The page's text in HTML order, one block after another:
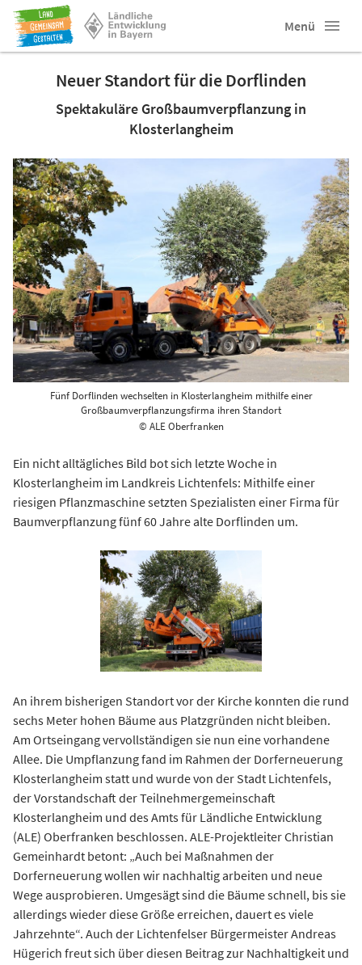
Menü
Neuer Standort für die Dorflinden
Spektakuläre Großbaumverpflanzung in
Klosterlangheim
Fünf Dorflinden wechselten in Klosterlangheim mithilfe einer
Großbaumverpflanzungsfirma ihren Standort
© ALE Oberfranken
Ein nicht alltägliches Bild bot sich letzte Woche in
Klosterlangheim im Landkreis Lichtenfels: Mithilfe einer
riesigen Pflanzmaschine setzten Spezialisten einer Firma für
Baumverpflanzung fünf 60 Jahre alte Dorflinden um.
An ihrem bisherigen Standort vor der Kirche konnten die rund
sechs Meter hohen Bäume aus Platzgründen nicht bleiben.
Am Ortseingang vervollständigen sie nun eine vorhandene
Allee. Die Umpflanzung fand im Rahmen der Dorferneuerung
Klosterlangheim statt und wurde von der Stadt Lichtenfels,
der Vorstandschaft der Teilnehmergemeinschaft
Klosterlangheim und des Amts für Ländliche Entwicklung
(ALE) Oberfranken beschlossen. ALE-Projektleiter Christian
Gemeinhardt betont: „Auch bei Maßnahmen der
Dorferneuerung wollen wir nachhaltig arbeiten und neue
Wege ausprobieren. Umgesägt sind die Bäume schnell, bis sie
allerdings wieder diese Größe erreichen, dauert es viele
Jahrzehnte“. Auch der Lichtenfelser Bürgermeister Andreas
Hügerich freut sich über diesen Beitrag zur Nachhaltigkeit und